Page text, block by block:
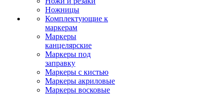
Ножницы
Комплектующие к
маркерам
Маркеры
канцелярские
Маркеры под
заправку
Маркеры с кистью
Маркеры акриловые
Маркеры восковые